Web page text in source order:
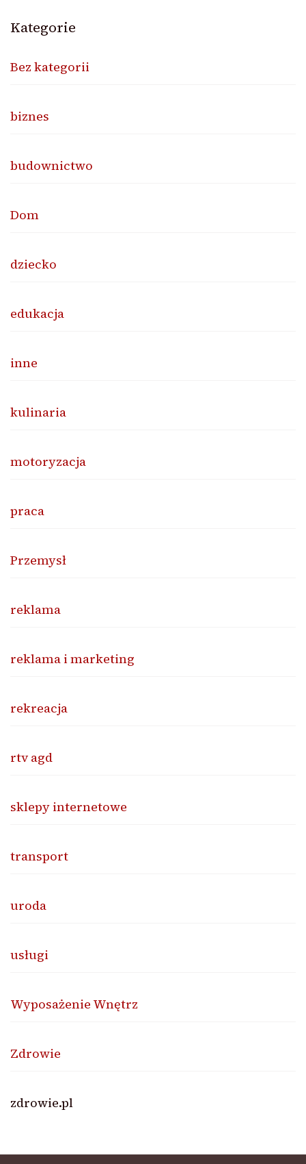
Kategorie
Bez kategorii
biznes
budownictwo
Dom
dziecko
edukacja
inne
kulinaria
motoryzacja
praca
Przemysł
reklama
reklama i marketing
rekreacja
rtv agd
sklepy internetowe
transport
uroda
usługi
Wyposażenie Wnętrz
Zdrowie
zdrowie.pl